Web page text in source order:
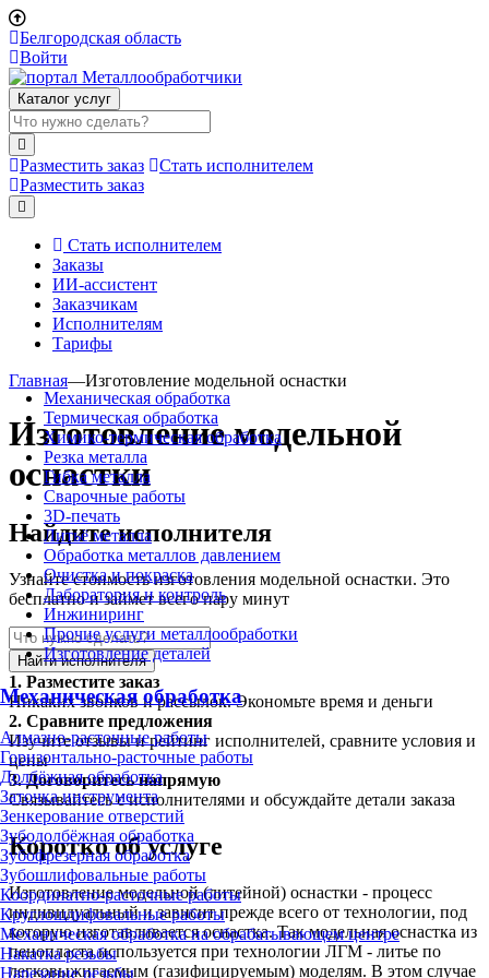
Белгородская область
Войти
Каталог услуг
Разместить заказ
Стать исполнителем
Разместить заказ
Стать исполнителем
Заказы
ИИ-ассистент
Заказчикам
Исполнителям
Тарифы
Механическая обработка
Термическая обработка
Химико-термическая обработка
Резка металла
Гибка металла
Сварочные работы
3D-печать
Литьё металла
Обработка металлов давлением
Очистка и покраска
Лаборатория и контроль
Инжиниринг
Прочие услуги металлообработки
Изготовление деталей
Механическая обработка
Алмазно-расточные работы
Горизонтально-расточные работы
Долбёжная обработка
Заточка инструмента
Зенкерование отверстий
Зубодолбёжная обработка
Зубофрезерная обработка
Зубошлифовальные работы
Координатно-расточные работы
Круглошлифовальные работы
Механическая обработка на обрабатывающем центре
Накатка резьбы
Нарезание резьбы
Главная—Изготовление модельной оснастки
Изготовление модельной
оснастки
Найдите исполнителя
Узнайте стоимость изготовления модельной оснастки. Это
бесплатно и займет всего пару минут
Найти исполнителя
1. Разместите заказ
Никаких звонков и рассылок. Экономьте время и деньги
2. Сравните предложения
Изучите отзывы и рейтинг исполнителей, сравните условия и
цены
3.Договоритесь напрямую
Связывайтесь с исполнителями и обсуждайте детали заказа
Коротко об услуге
Изготовление модельной (литейной) оснастки - процесс
индивидуальный и зависит прежде всего от технологии, под
которую изготавливается оснастка. Так модельная оснастка из
пенопласта используется при технологии ЛГМ - литье по
легковыжигаемым (газифицируемым) моделям. В этом случае